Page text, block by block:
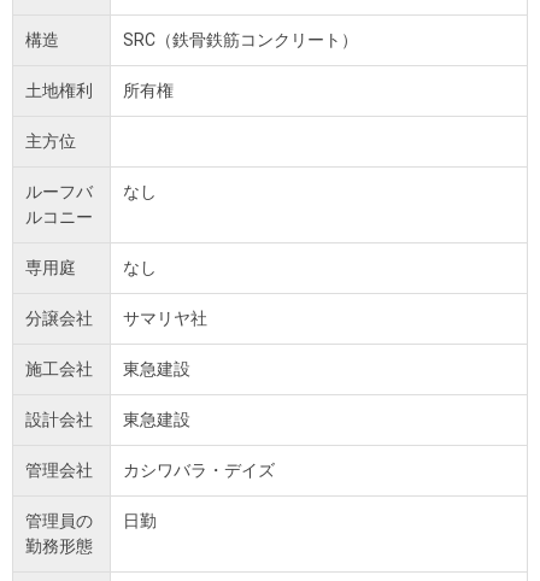
構造 SRC（鉄骨鉄筋コンクリート）
土地権利 所有権
主方位
ルーフバ
ルコニー
なし
専用庭 なし
分譲会社 サマリヤ社
施工会社 東急建設
設計会社 東急建設
管理会社 カシワバラ・デイズ
管理員の
勤務形態
日勤